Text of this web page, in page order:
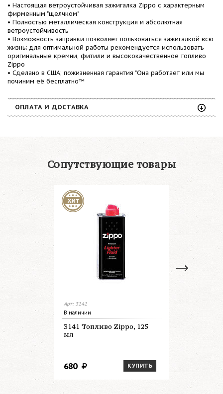
• Настоящая ветроустойчивая зажигалка Zippo с характерным
фирменным "щелчком"
• Полностью металлическая конструкция и абсолютная
ветроустойчивость
• Возможность заправки позволяет пользоваться зажигалкой всю
жизнь; для оптимальной работы рекомендуется использовать
оригинальные кремни, фитили и высококачественное топливо
Zippo
• Сделано в США; пожизненная гарантия "Она работает или мы
починим её бесплатно™
ОПЛАТА И ДОСТАВКА
Сопутствующие товары
Арт: 3141
В наличии
3141 Топливо Zippo, 125
мл
КУПИТЬ
680
В наличии
3165